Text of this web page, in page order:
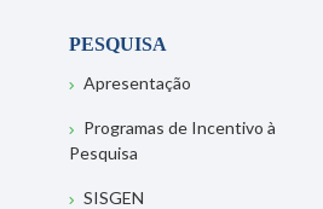
PESQUISA
Apresentação
Programas de Incentivo à
Pesquisa
SISGEN